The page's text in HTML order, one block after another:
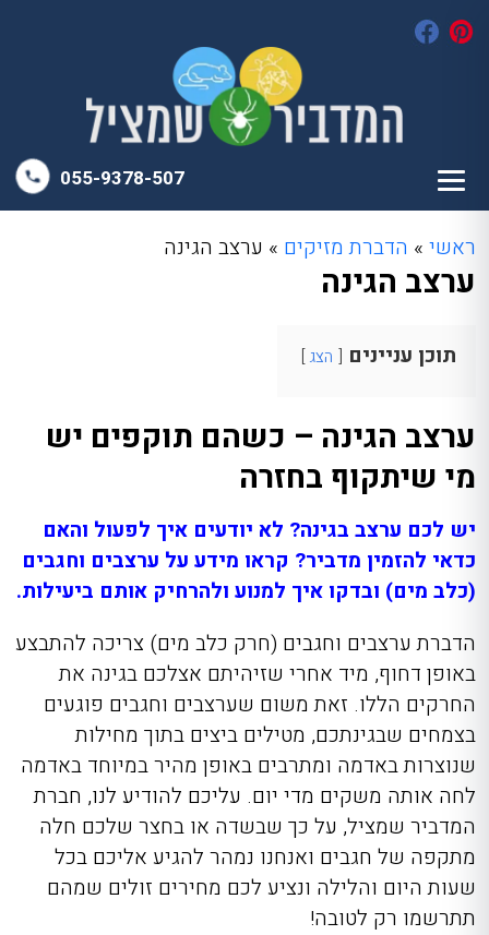
055-9378-507
ראשי » הדברת מזיקים » ערצב הגינה
ערצב הגינה
תוכן עניינים הצג
ערצב הגינה – כשהם תוקפים יש
מי שיתקוף בחזרה
יש לכם ערצב בגינה? לא יודעים איך לפעול והאם
כדאי להזמין מדביר? קראו מידע על ערצבים וחגבים
(כלב מים) ובדקו איך למנוע ולהרחיק אותם ביעילות.
הדברת ערצבים וחגבים (חרק כלב מים) צריכה להתבצע
באופן דחוף, מיד אחרי שזיהיתם אצלכם בגינה את
החרקים הללו. זאת משום שערצבים וחגבים פוגעים
בצמחים שבגינתכם, מטילים ביצים בתוך מחילות
שנוצרות באדמה ומתרבים באופן מהיר במיוחד באדמה
לחה אותה משקים מדי יום. עליכם להודיע לנו, חברת
המדביר שמציל, על כך שבשדה או בחצר שלכם חלה
מתקפה של חגבים ואנחנו נמהר להגיע אליכם בכל
שעות היום והלילה ונציע לכם מחירים זולים שמהם
תתרשמו רק לטובה!